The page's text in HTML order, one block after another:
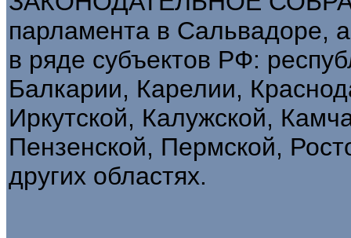
парламента в Сальвадоре,
в ряде субъектов РФ:
Балкарии, Карелии,
Иркутской, Калужской,
Пензенской, Пермской,
других областях.